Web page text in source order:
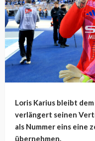
Loris Karius bleibt
verlängert seinen
als Nummer eins eine
übernehmen.